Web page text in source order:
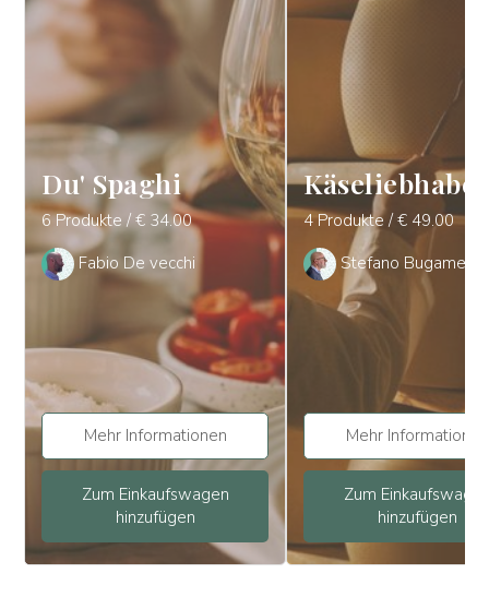
Du' Spaghi
6 Produkte / € 34.00
Fabio De vecchi
Mehr Informationen
Zum Einkaufswagen
hinzufügen
Käseliebhaber
4 Produkte / € 49.00
Stefano Bugamelli
Mehr Informationen
Zum
hinzufügen